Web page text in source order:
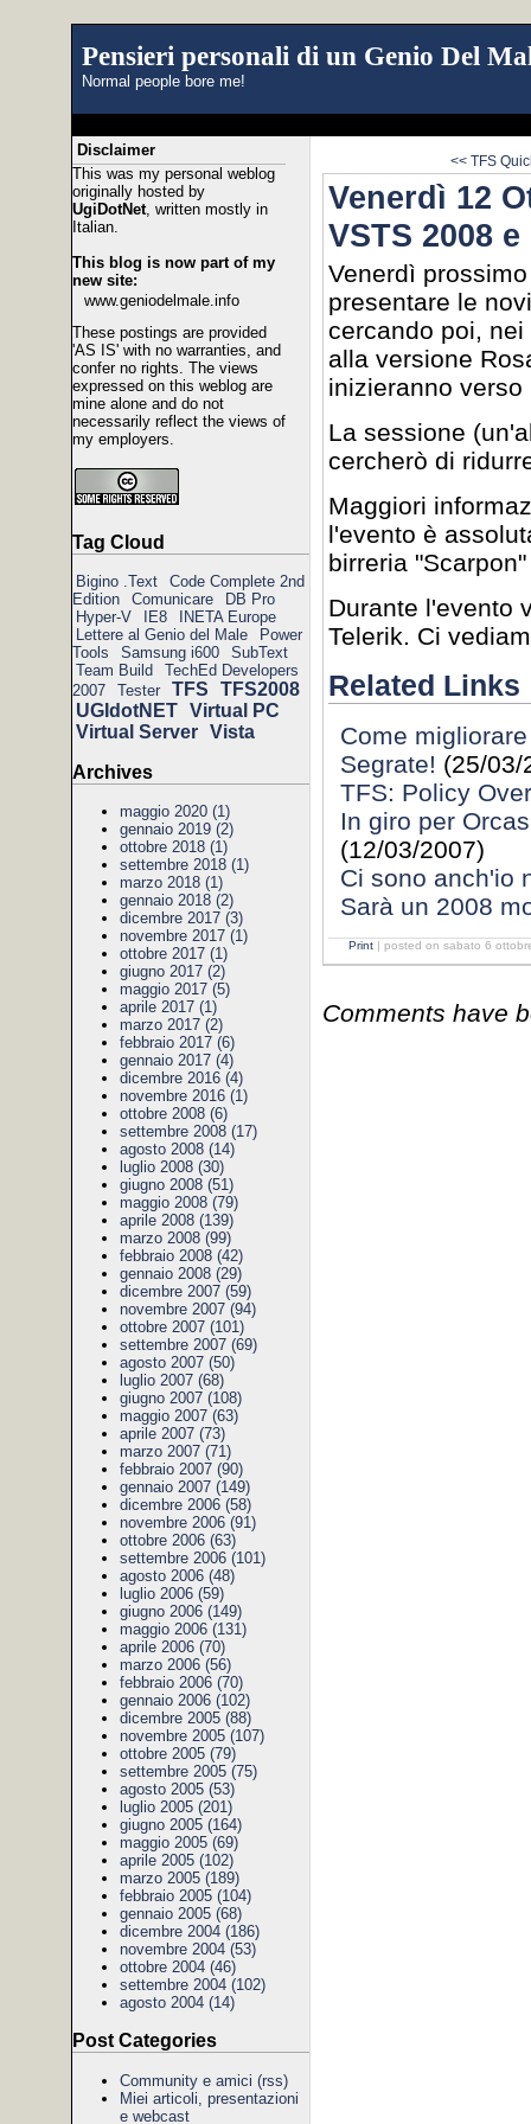
Pensieri personali di un Genio Del
Normal people bore me!
Disclaimer
This was my personal weblog
originally hosted by
UgiDotNet, written mostly in
Italian.
This blog is now part of my
new site:
www.geniodelmale.info
These postings are provided
'AS IS' with no warranties, and
confer no rights. The views
expressed on this weblog are
mine alone and do not
necessarily reflect the views of
my employers.
Tag Cloud
Bigino .Text
Code Complete 2nd
Edition
Comunicare
DB Pro
Hyper-V
IE8
INETA Europe
Lettere al Genio del Male
Power
Tools
Samsung i600
SubText
Team Build
TechEd Developers
2007
Tester TFS
TFS2008
UGIdotNET Virtual PC
Virtual Server Vista
Archives
maggio 2020 (1)
gennaio 2019 (2)
ottobre 2018 (1)
settembre 2018 (1)
marzo 2018 (1)
gennaio 2018 (2)
dicembre 2017 (3)
novembre 2017 (1)
ottobre 2017 (1)
giugno 2017 (2)
maggio 2017 (5)
aprile 2017 (1)
marzo 2017 (2)
febbraio 2017 (6)
gennaio 2017 (4)
dicembre 2016 (4)
novembre 2016 (1)
ottobre 2008 (6)
settembre 2008 (17)
agosto 2008 (14)
luglio 2008 (30)
giugno 2008 (51)
maggio 2008 (79)
aprile 2008 (139)
marzo 2008 (99)
febbraio 2008 (42)
gennaio 2008 (29)
dicembre 2007 (59)
novembre 2007 (94)
ottobre 2007 (101)
settembre 2007 (69)
agosto 2007 (50)
luglio 2007 (68)
giugno 2007 (108)
maggio 2007 (63)
aprile 2007 (73)
marzo 2007 (71)
febbraio 2007 (90)
gennaio 2007 (149)
dicembre 2006 (58)
novembre 2006 (91)
ottobre 2006 (63)
settembre 2006 (101)
agosto 2006 (48)
luglio 2006 (59)
giugno 2006 (149)
maggio 2006 (131)
aprile 2006 (70)
marzo 2006 (56)
febbraio 2006 (70)
gennaio 2006 (102)
dicembre 2005 (88)
novembre 2005 (107)
ottobre 2005 (79)
settembre 2005 (75)
agosto 2005 (53)
luglio 2005 (201)
giugno 2005 (164)
maggio 2005 (69)
aprile 2005 (102)
marzo 2005 (189)
febbraio 2005 (104)
gennaio 2005 (68)
dicembre 2004 (186)
novembre 2004 (53)
ottobre 2004 (46)
settembre 2004 (102)
agosto 2004 (14)
Post Categories
Community e amici (rss)
Miei articoli, presentazioni
e webcast
<< TFS
Venerdì 12
VSTS 2008
Venerdì
presentare le
cercando poi,
alla versione
inizieranno verso
La sessione
cercherò di
Maggiori
l'evento è
birreria
Durante l'evento
Telerik. Ci
Related Links
Come
Segrate! (25/03/
TFS: Policy
In giro per
(12/03/2007)
Ci sono anch'io
Sarà un 2008
Print | posted on sabato 6
Comments have